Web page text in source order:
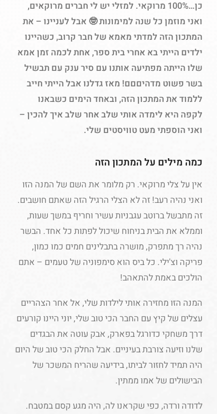
כן…100% מרוקאי. למזלי יש לי חברים מרוקאים,
ואני מוזמן כל שנה למימונות 🤓 אבל לעניינו – את
המתכון הזה למדתי מאמא של חבר קרוב, כשהיינו
ילדים הייתי בא אחרי בית ספר, אחת לכמה זמן אמא
שלו הייתה מפתיעה אותנו עם סיר ענק עם תבשיל
בשר פשוט מדהיםםם! מאז גדלנו אבל הייתי חייב
ללמוד את המתכון הזה, ובאחד הימים כשבאנו
לקפה היא לימדה אותי שלב אחר שלב איך להכין –
ואני הוספתי מעט טוויסטים שלי.
כמה מילים על המתכון הזה
אין על צלי מרוקאי. רק מלומר את השם של המנה הזו
ואני נהיה רעב! זה לא הצלי הרגיל הזה שאתם חושבים.
זה מתבשל ברוטב עגבניות עשיר וחריף במשך שעות,
וממלא את הבית בניחוח שיכול לפתות כל אחד. הבשר
נהיה רך מתפרק, מושרה בתבלינים חמים כמו כמון,
פריקה וצ'ילי. כל ביס הוא סימפוניה של טעמים – אתם
הולכים באמת להתאהב!
המנה הזו מחזירה אותי לילדות שלי, אל אחר הצהריים
עצלים של קיץ עם החבר הכי טוב שלי, יוני היינו קורעים
דרך משחקי כדורגל בפארק, אבק עוטה את הבגדים
שלנו וזיעה צורבת בעיניים. אבל החלק הכי טוב של היום
היה תמיד לחזור לביתו, בידיעה שהריח המשכר של
הבישולים של אמו ממתין.
לדודה ורדה, כפי שקראנו לה, היה מגע קסם במטבח.